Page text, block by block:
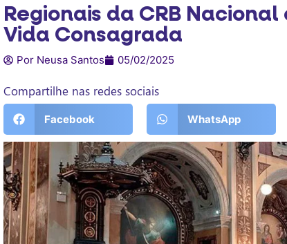
Regionais da CRB
Vida Consagrada
Por Neusa Santos 05/02/2025
Compartilhe nas redes sociais
Facebook WhatsApp